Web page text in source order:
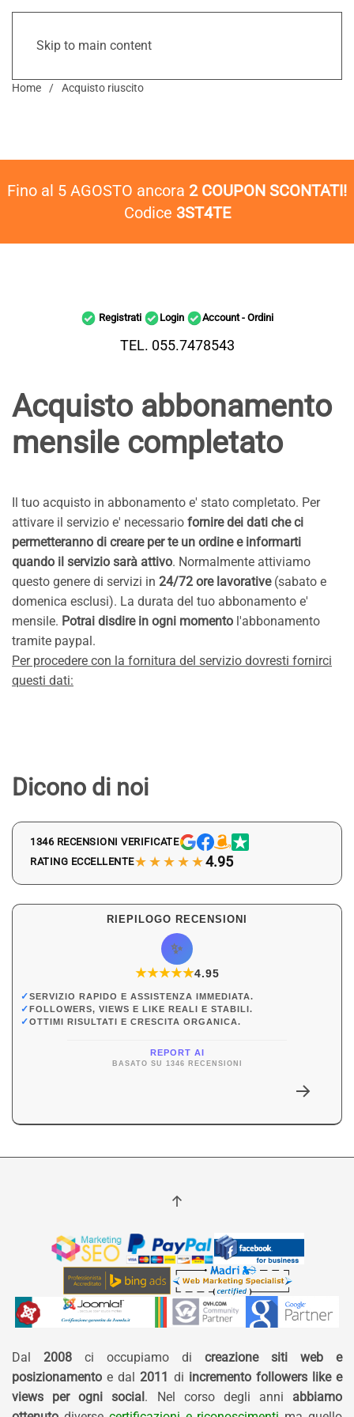
Skip to main content
Home Acquisto riuscito
Fino al 5 AGOSTO ancora 2 COUPON SCONTATI!
Codice 3ST4TE
Registrati Login Account - Ordini
TEL. 055.7478543
Acquisto abbonamento
mensile completato
Il tuo acquisto in abbonamento e' stato completato. Per
attivare il servizio e' necessario fornire dei dati che ci
permetteranno di creare per te un ordine e informarti
quando il servizio sarà attivo. Normalmente attiviamo
questo genere di servizi in 24/72 ore lavorative(sabato e
domenica esclusi). La durata del tuo abbonamento e'
mensile. Potrai disdire in ogni momento l'abbonamento
tramite paypal.
Per procedere con la fornitura del servizio dovresti fornirci
questi dati:
Dicono di noi
1346 RECENSIONI VERIFICATE
RATING ECCELLENTE★★★★★4.95
RIEPILOGO RECENSIONI
✨
★★★★★
★4.95
✓SERVIZIO RAPIDO E ASSISTENZA IMMEDIATA.
✓FOLLOWERS, VIEWS E LIKE REALI E STABILI.
✓OTTIMI RISULTATI E CRESCITA ORGANICA.
REPORT AI
BASATO SU 1346 RECENSIONI
Dal 2008 ci occupiamo di creazione siti web e
posizionamento e dal 2011 di incremento followers like e
views per ogni social . Nel corso degli anni abbiamo